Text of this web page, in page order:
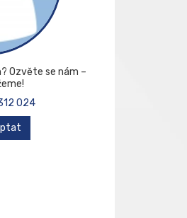
Ozvěte se nám –
024